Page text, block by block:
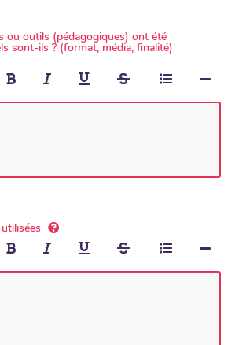
ou outils (pédagogiques) ont été
sont-ils ? (format, média, finalité)